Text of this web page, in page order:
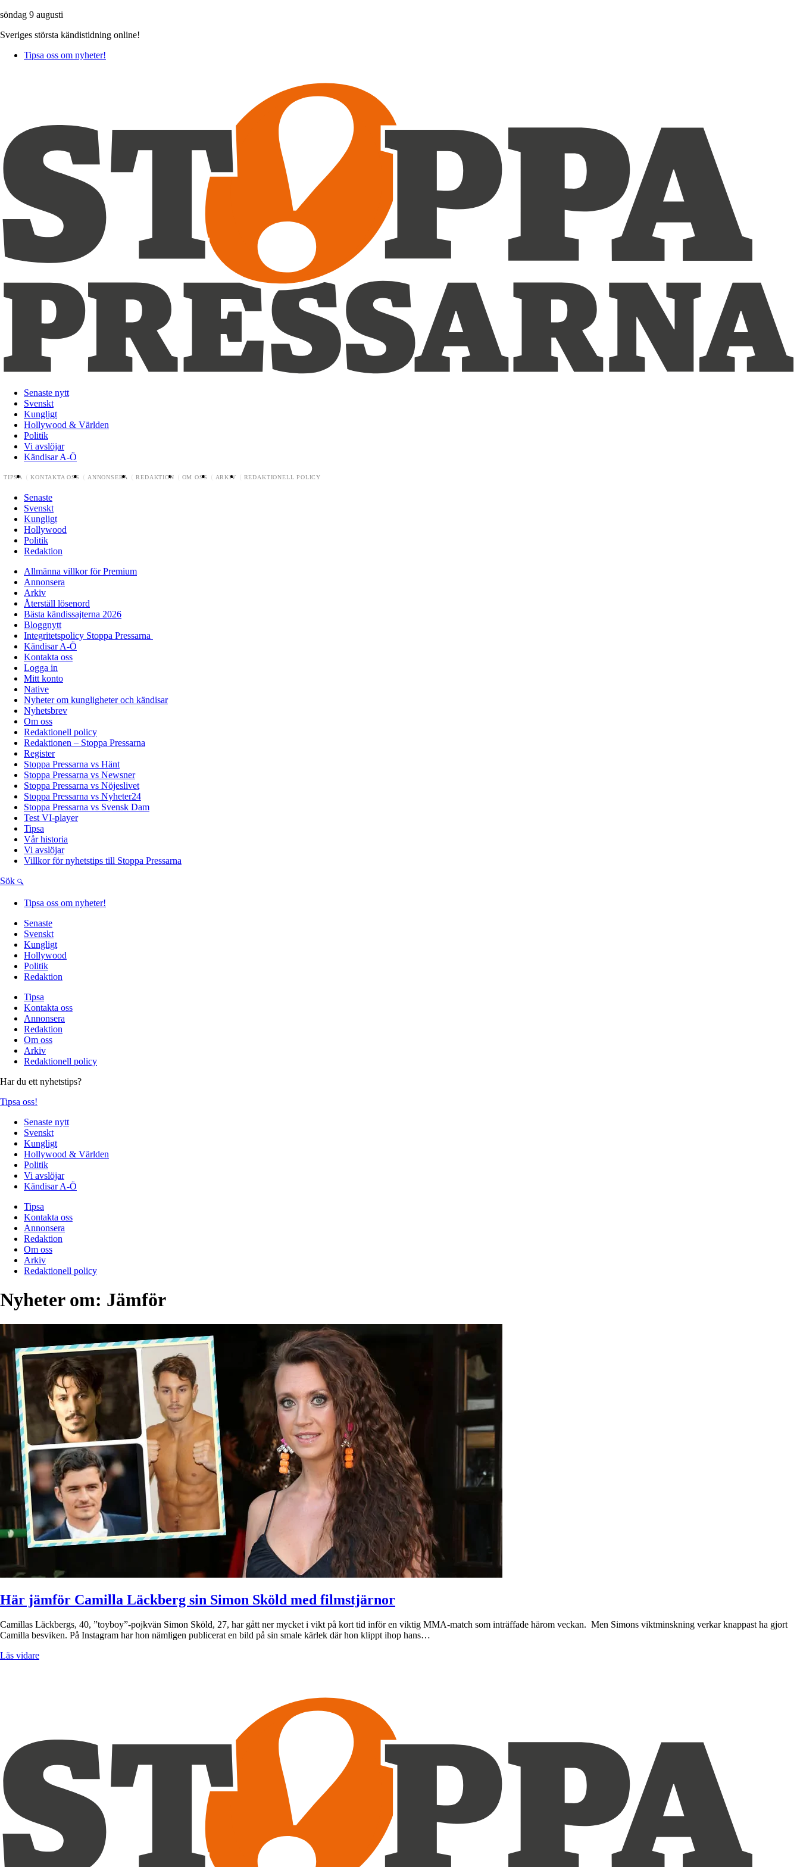
söndag 9 augusti
Sveriges största kändistidning online!
Tipsa oss om nyheter!
Senaste nytt
Svenskt
Kungligt
Hollywood & Världen
Politik
Vi avslöjar
Kändisar A-Ö
TIPSA KONTAKTA OSS ANNONSERA REDAKTION OM OSS ARKIV REDAKTIONELL POLICY
Senaste
Svenskt
Kungligt
Hollywood
Politik
Redaktion
Allmänna villkor för Premium
Annonsera
Arkiv
Återställ lösenord
Bästa kändissajterna 2026
Bloggnytt
Integritetspolicy Stoppa Pressarna
Kändisar A-Ö
Kontakta oss
Logga in
Mitt konto
Native
Nyheter om kungligheter och kändisar
Nyhetsbrev
Om oss
Redaktionell policy
Redaktionen – Stoppa Pressarna
Register
Stoppa Pressarna vs Hänt
Stoppa Pressarna vs Newsner
Stoppa Pressarna vs Nöjeslivet
Stoppa Pressarna vs Nyheter24
Stoppa Pressarna vs Svensk Dam
Test VI-player
Tipsa
Vår historia
Vi avslöjar
Villkor för nyhetstips till Stoppa Pressarna
Sök
Tipsa oss om nyheter!
Senaste
Svenskt
Kungligt
Hollywood
Politik
Redaktion
Tipsa
Kontakta oss
Annonsera
Redaktion
Om oss
Arkiv
Redaktionell policy
Har du ett nyhetstips?
Tipsa oss!
Senaste nytt
Svenskt
Kungligt
Hollywood & Världen
Politik
Vi avslöjar
Kändisar A-Ö
Tipsa
Kontakta oss
Annonsera
Redaktion
Om oss
Arkiv
Redaktionell policy
Nyheter om: Jämför
Här jämför Camilla Läckberg sin Simon Sköld med filmstjärnor
Camillas Läckbergs, 40, ”toyboy”-pojkvän Simon Sköld, 27, har gått ner mycket i vikt på kort tid inför en viktig MMA-match som inträffade härom veckan. Men Simons viktminskning verkar knappast ha gjort
Camilla besviken. På Instagram har hon nämligen publicerat en bild på sin smale kärlek där hon klippt ihop hans…
Läs vidare